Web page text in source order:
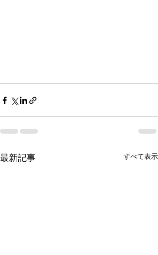
最新記事 すべて表示